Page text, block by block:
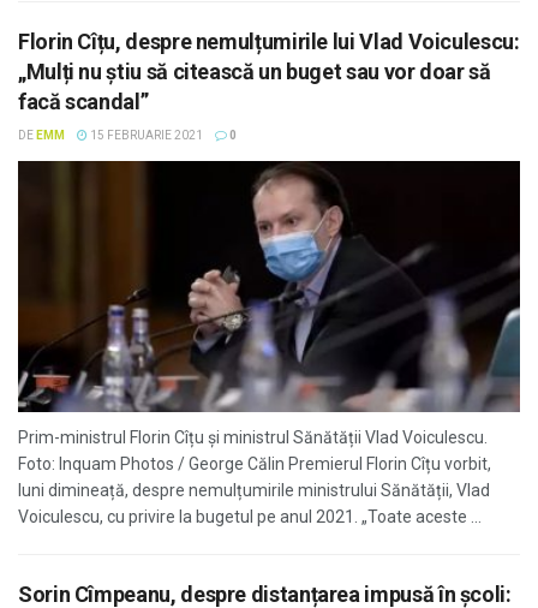
Florin Cîțu, despre nemulțumirile lui Vlad Voiculescu:
„Mulți nu știu să citească un buget sau vor doar să
facă scandal”
DE EMM 15 FEBRUARIE 2021 0
Prim-ministrul Florin Cîțu și ministrul Sănătății Vlad Voiculescu.
Foto: Inquam Photos / George Călin Premierul Florin Cîțu vorbit,
luni dimineață, despre nemulțumirile ministrului Sănătății, Vlad
Voiculescu, cu privire la bugetul pe anul 2021. „Toate aceste ...
Sorin Cîmpeanu, despre distanțarea impusă în școli: